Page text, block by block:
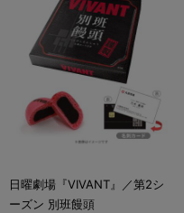
日曜劇場『VIVANT』／第2シ
ーズン 別班饅頭